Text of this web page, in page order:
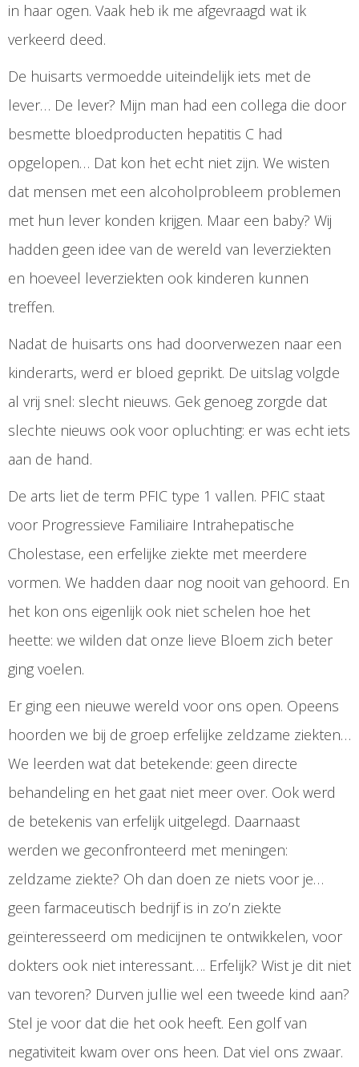
in haar ogen. Vaak heb ik me afgevraagd wat ik
verkeerd deed.
De huisarts vermoedde uiteindelijk iets met de
lever… De lever? Mijn man had een collega die door
besmette bloedproducten hepatitis C had
opgelopen… Dat kon het echt niet zijn. We wisten
dat mensen met een alcoholprobleem problemen
met hun lever konden krijgen. Maar een baby? Wij
hadden geen idee van de wereld van leverziekten
en hoeveel leverziekten ook kinderen kunnen
treffen.
Nadat de huisarts ons had doorverwezen naar een
kinderarts, werd er bloed geprikt. De uitslag volgde
al vrij snel: slecht nieuws. Gek genoeg zorgde dat
slechte nieuws ook voor opluchting: er was echt iets
aan de hand.
De arts liet de term PFIC type 1 vallen. PFIC staat
voor Progressieve Familiaire Intrahepatische
Cholestase, een erfelijke ziekte met meerdere
vormen. We hadden daar nog nooit van gehoord. En
het kon ons eigenlijk ook niet schelen hoe het
heette: we wilden dat onze lieve Bloem zich beter
ging voelen.
Er ging een nieuwe wereld voor ons open. Opeens
hoorden we bij de groep erfelijke zeldzame ziekten…
We leerden wat dat betekende: geen directe
behandeling en het gaat niet meer over. Ook werd
de betekenis van erfelijk uitgelegd. Daarnaast
werden we geconfronteerd met meningen:
zeldzame ziekte? Oh dan doen ze niets voor je…
geen farmaceutisch bedrijf is in zo’n ziekte
geïnteresseerd om medicijnen te ontwikkelen, voor
dokters ook niet interessant…. Erfelijk? Wist je dit niet
van tevoren? Durven jullie wel een tweede kind aan?
Stel je voor dat die het ook heeft. Een golf van
negativiteit kwam over ons heen. Dat viel ons zwaar.